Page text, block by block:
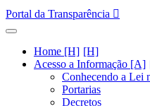
Portal da Transparência
Home [H]
Acesso a Informação [A]
Conhecendo a Lei
Portarias
Decretos